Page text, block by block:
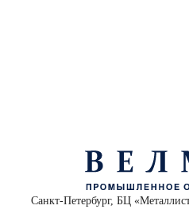
Санкт-Петербург, БЦ